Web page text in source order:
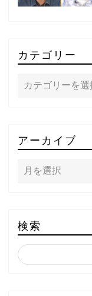
カテゴリー
アーカイブ
検索